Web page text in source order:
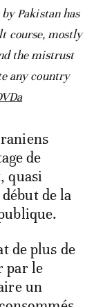
Pakistan has
course, mostly
the mistrust
any country
de
quasi
de la
de plus de
par le
un